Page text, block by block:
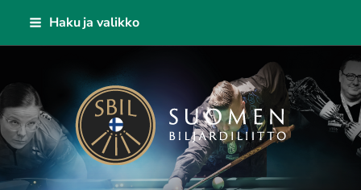
Siirry
Haku ja valikko
Suomen Biljardiliitto ry